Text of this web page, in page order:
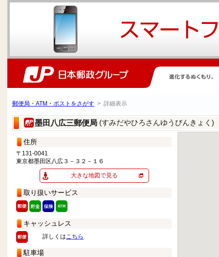
郵便局・ATM・ポストをさがす > 詳細表示
墨田八広三郵便局 (すみだやひろさんゆうびんきょく)
住所
〒131-0041
東京都墨田区八広３－３２－１６
大きな地図で見る
取り扱いサービス
キャッシュレス
詳しくはこちら
駐車場